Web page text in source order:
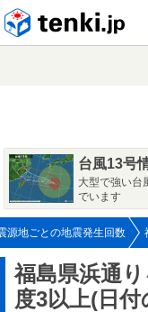
台風13号
大型で強い台
でいます
源地ごとの地震発生回数
福島県浜通
度3以上(日